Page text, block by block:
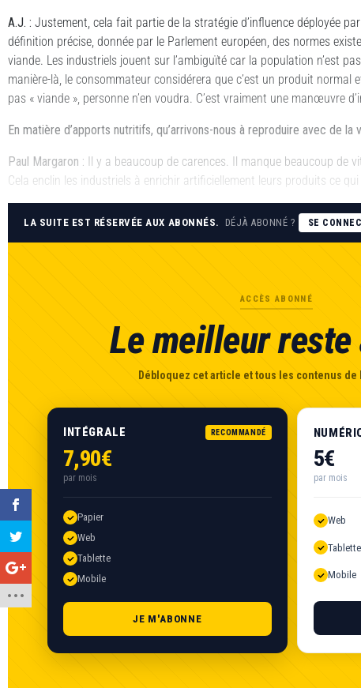
A.J. : Justement, cela fait partie de la stratégie d’influence déployée
définition précise, donnée par le Parlement européen, des normes
viande. Les industriels jouent sur l’ambiguïté car la population n’est
manière-là, le consommateur considérera que c’est un produit normal
pas « viande », personne n’en voudra. C’est vraiment une manœuvre
En matière d’apports nutritifs, qu’arrivons-nous à reproduire avec de la
Paul Margaron : Il y a beaucoup de carences. Il manque beaucoup de
Cela enclin les industriels à enrichir artificiellement leurs produits ce
LA SUITE EST RÉSERVÉE AUX ABONNÉS. DÉJÀ ABONNÉ ? SE
ACCÈS ABONNÉ
Le meilleur reste
Débloquez cet article et tous les contenus de
INTÉGRALE RECOMMANDÉ
7,90€
par mois
Papier
Web
Tablette
Mobile
JE M'ABONNE
5€
par mois
Web
Tablette
Mobile